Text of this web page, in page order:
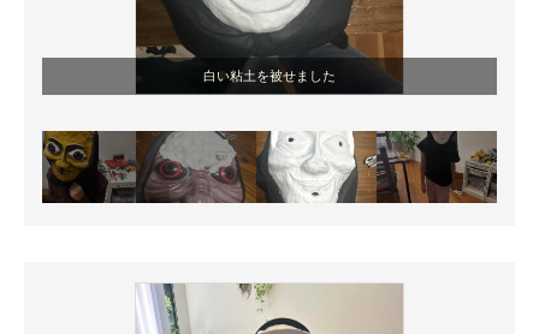
白い粘土を被せました